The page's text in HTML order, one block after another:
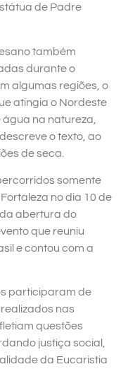
de Padre
também
durante o
algumas regiões, o
atingia o Nordeste
na natureza,
o texto, ao
de seca.
somente
no dia 10 de
abertura do
que reuniu
e contou com a
participaram de
nas
questões
justiça social,
da Eucaristia